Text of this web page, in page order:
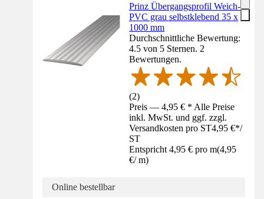
Prinz Übergangsprofil Weich-
PVC grau selbstklebend 35 x
1000 mm
Durchschnittliche Bewertung:
4.5 von 5 Sternen. 2
Bewertungen.
(2)
Preis — 4,95 € * Alle Preise
inkl. MwSt. und ggf. zzgl.
Versandkosten pro ST4,95 €*/
ST
Entspricht 4,95 € pro m(4,95
€/ m)
Online bestellbar